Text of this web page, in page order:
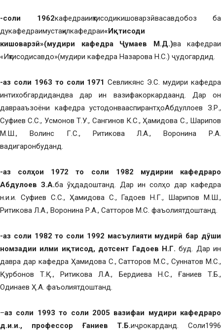
-соли 1962кафедраииқтисодикишоварзӣвасавдобоз ба
дукафедраимустақилкафедраи«Иқтисоди
кишоварзӣ»(мудири кафедра Ҷумаев М.Д.)ва кафедраи
«Иқтисодисавдо»(мудири кафедра Назарова Н.С.) ҷудогардид.
-аз соли 1963 то соли 1971 Севликянс Э.С. мудири кафедра
интихобгардидандва дар ин вазифакоркардаанд. Дар он
даврааъзоёни кафедра устодонвааспирантҳоАбдуллоев З.Р.,
Суфиев С.С., Усмонов Т.У., Сангинов К.С., Ҳамидова С., Шарипов
М.Ш., Волинс Г.С., Ритикова Л.А., Воронина Р.А.
вадигаронбуданд.
-аз солҳои 1972 то соли 1982 мудирии кафедраро
Абдулоев З.А.ба ӯҳдадоштанд. Дар ин солҳо дар кафедра
н.и.и. Суфиев С.С., Ҳамидова С., Гадоев Н.Г., Шарипов М.Ш.,
Ритикова Л.А., Воронина Р.А., Сатторов М.С. фаъолиятдоштанд.
-аз соли 1982 то соли 1992 масъулияти мудирӣ бар дӯши
номзадии илми иқтисод, дотсент Гадоев Н.Г. буд. Дар ин
давра дар кафедра Ҳамидова С., Сатторов М.С., Суннатов М.С.,
Қурбонов Т.Қ., Ритикова Л.А., Бердиева Н.С., Ғаниев Т.Б.,
Одинаев Ҳ.А. фаъолиятдоштанд.
–аз соли 1993 то соли 2005 вазифаи мудири кафедраро
д.и.и., профессор Ғаниев Т.Б.иҷрокарданд. Соли1996